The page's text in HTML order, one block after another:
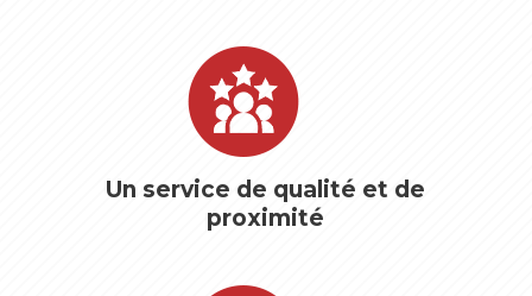
Un service de qualité et de
proximité